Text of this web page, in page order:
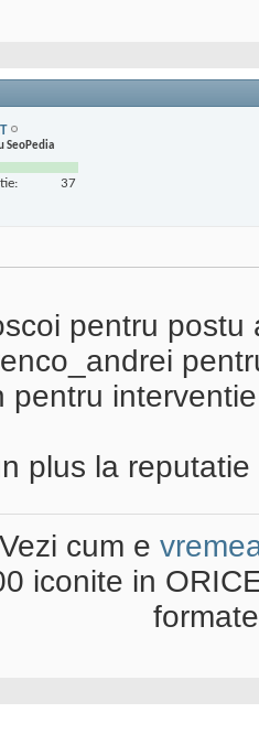
SeoPedia
37
pentru
pentru interventie
plus la
Vezi cum e
iconite in